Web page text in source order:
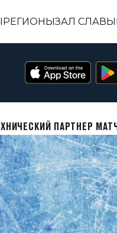
РЕГИОНЫЗАЛ СЛАВЫ
ПАРТНЕР